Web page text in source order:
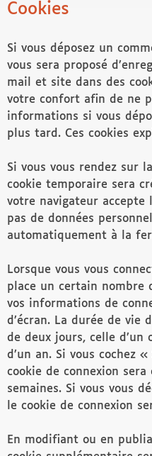
Cookies
Si vous déposez un
vous sera proposé
mail et site dans des
votre confort afin de ne
informations si vous
plus tard. Ces cookies
Si vous vous rendez sur
cookie temporaire sera
votre navigateur
pas de données
automatiquement à la
Lorsque vous vous
place un certain nombre
vos informations de
d’écran. La durée de vie
de deux jours, celle d’un
d’un an. Si vous cochez
cookie de connexion
semaines. Si vous vous
le cookie de connexion
En modifiant ou en